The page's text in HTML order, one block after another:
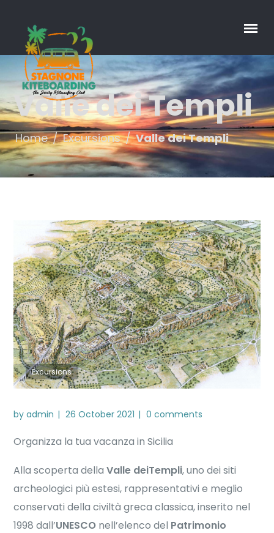
Valle dei Templi
Home/Excursions/Valle dei Templi
Excursions
byadmin 26 October 2021 0 comments
Organizza la tua vacanza in Sicilia
Alla scoperta dellaValle deiTempli, uno dei siti
archeologici più estesi, rappresentativi e meglio
conservati della civiltà greca classica, inserito nel
1998 dall’UNESCO nell’elenco del Patrimonio